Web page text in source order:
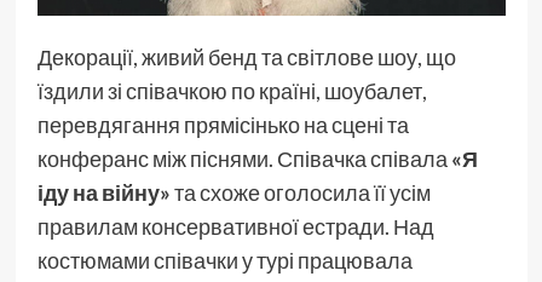
Декорації, живий бенд та світлове шоу, що
їздили зі співачкою по країні, шоубалет,
перевдягання прямісінько на сцені та
конферанс між піснями. Співачка співала «Я
іду на війну»та схоже оголосила її усім
правилам консервативної естради. Над
костюмами співачки у турі працювала